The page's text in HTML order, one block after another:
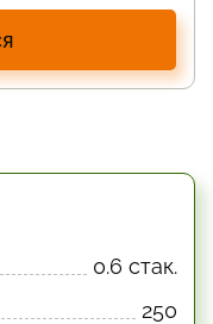
0.6 стак.
250